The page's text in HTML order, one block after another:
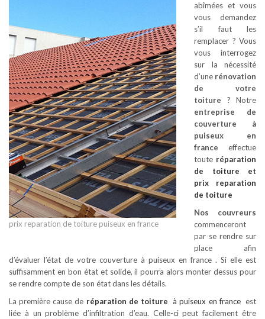
prix reparation de toiture puiseux en france
abîmées et vous
vous demandez
s’il faut les
remplacer ? Vous
vous interrogez
sur la nécessité
d’une rénovation
de votre
toiture ? Notre
entreprise de
couverture à
puiseux en
france effectue
toute réparation
de toiture et
prix reparation
de toiture
Nos couvreurs
commenceront
par se rendre sur
place afin
d’évaluer l’état de votre couverture à puiseux en france . Si elle est
suffisamment en bon état et solide, il pourra alors monter dessus pour
se rendre compte de son état dans les détails.
La première cause de réparation de toiture à puiseux en franceest
liée à un problème d’infiltration d’eau. Celle-ci peut facilement être